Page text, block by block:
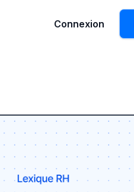
Connexion